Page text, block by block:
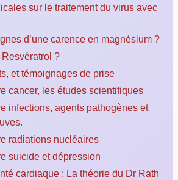
sur le traitement du virus avec
d’une carence en magnésium ?
Resvératrol ?
et témoignages de prise
cancer, les études scientifiques
infections, agents pathogènes et
radiations nucléaires
suicide et dépression
cardiaque : La théorie du Dr Rath